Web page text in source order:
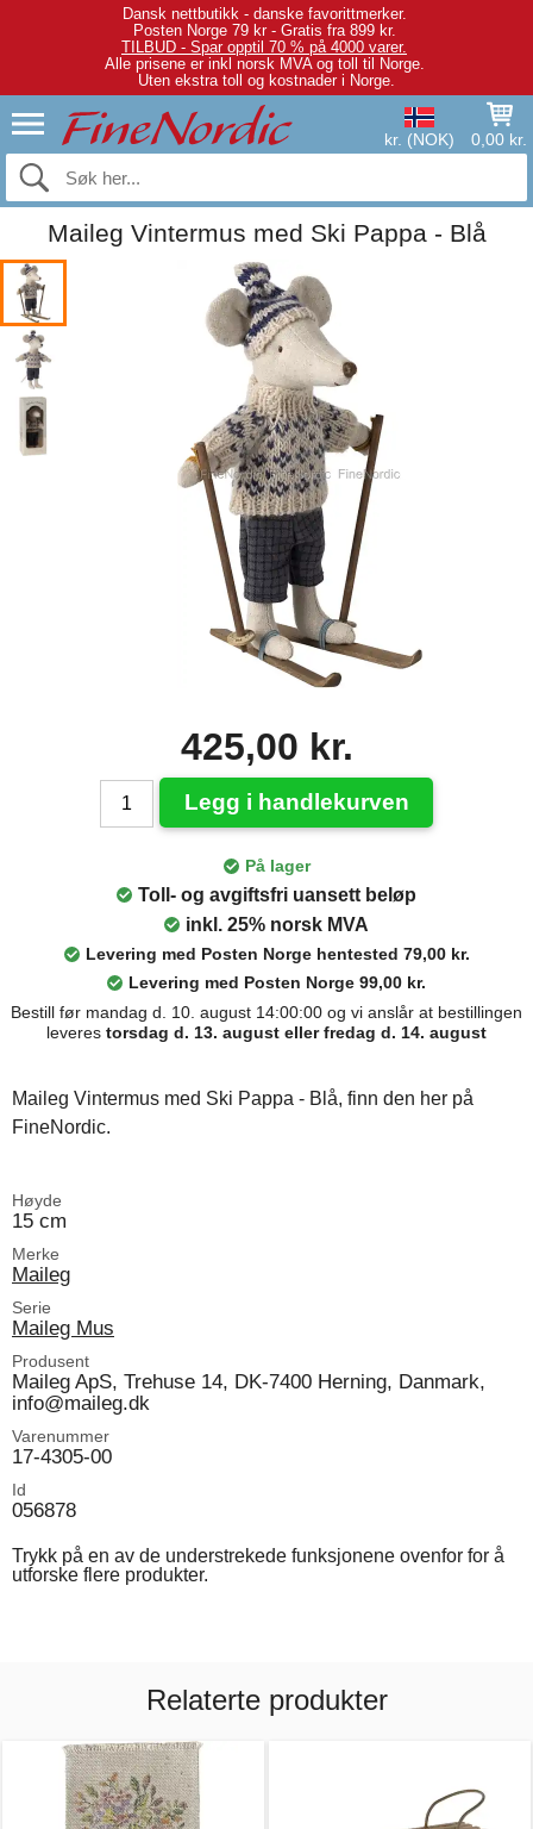
Dansk nettbutikk - danske favorittmerker.
Posten Norge 79 kr - Gratis fra 899 kr.
TILBUD - Spar opptil 70 % på 4000 varer.
Alle prisene er inkl norsk MVA og toll til Norge.
Uten ekstra toll og kostnader i Norge.
kr. (NOK) 0,00 kr.
Maileg Vintermus med Ski Pappa - Blå
425,00 kr.
Legg i handlekurven
På lager
Toll- og avgiftsfri uansett beløp
inkl. 25% norsk MVA
Levering med Posten Norge hentested 79,00 kr.
Levering med Posten Norge 99,00 kr.
Bestill før mandag d. 10. august 14:00:00 og vi anslår at bestillingen
leveres torsdag d. 13. august eller fredag d. 14. august
Maileg Vintermus med Ski Pappa - Blå, finn den her på
FineNordic.
Høyde
15 cm
Merke
Maileg
Serie
Maileg Mus
Produsent
Maileg ApS, Trehuse 14, DK-7400 Herning, Danmark,
info@maileg.dk
Varenummer
17-4305-00
Id
056878
Trykk på en av de understrekede funksjonene ovenfor for å
utforske flere produkter.
Relaterte produkter